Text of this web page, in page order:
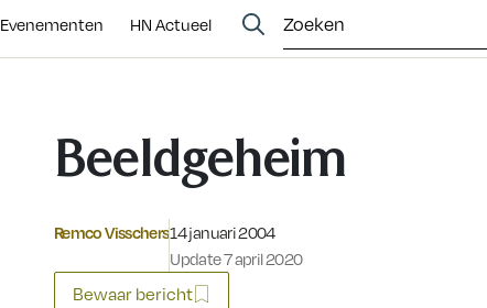
Evenementen HN Actueel
Evenementen
Beeldgeheim
Remco VisschersGepubliceerd op:
14 januari 2004
Update 7 april 2020
Bewaar bericht